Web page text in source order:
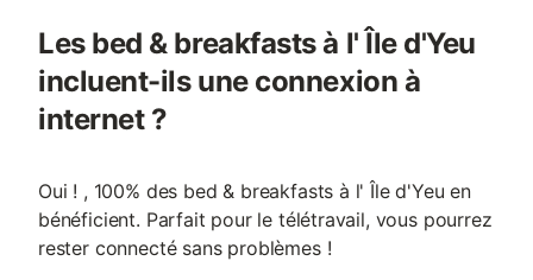
Les bed & breakfasts à l' Île d'Yeu
incluent-ils une connexion à
internet ?
Oui ! , 100% des bed & breakfasts à l' Île d'Yeu en
bénéficient. Parfait pour le télétravail, vous pourrez
rester connecté sans problèmes !